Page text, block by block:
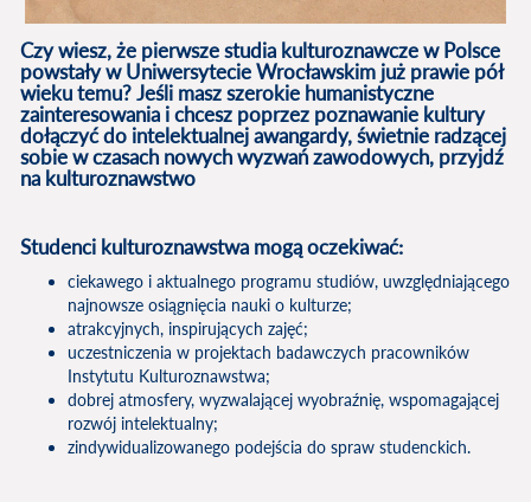
Czy wiesz, że pierwsze studia kulturoznawcze w Polsce
powstały w Uniwersytecie Wrocławskim już prawie pół
wieku temu? Jeśli masz szerokie humanistyczne
zainteresowania i chcesz poprzez poznawanie kultury
dołączyć do intelektualnej awangardy, świetnie radzącej
sobie w czasach nowych wyzwań zawodowych, przyjdź
na kulturoznawstwo
Studenci kulturoznawstwa mogą oczekiwać:
ciekawego i aktualnego programu studiów, uwzględniającego
najnowsze osiągnięcia nauki o kulturze;
atrakcyjnych, inspirujących zajęć;
uczestniczenia w projektach badawczych pracowników
Instytutu Kulturoznawstwa;
dobrej atmosfery, wyzwalającej wyobraźnię, wspomagającej
rozwój intelektualny;
zindywidualizowanego podejścia do spraw studenckich.